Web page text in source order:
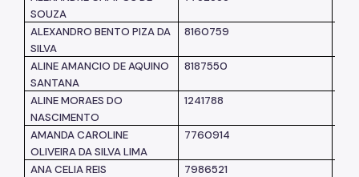
SOUZA
ALEXANDRO BENTO PIZA DA
SILVA
8160759
ALINE AMANCIO DE AQUINO
SANTANA
8187550
ALINE MORAES DO
NASCIMENTO
1241788
AMANDA CAROLINE
OLIVEIRA DA SILVA LIMA
7760914
ANA CELIA REIS 7986521